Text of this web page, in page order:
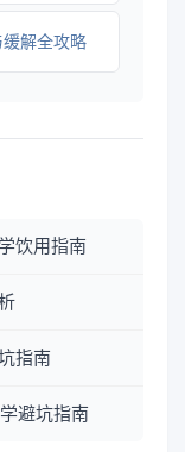
解全攻略
饮用指南
指南
避坑指南